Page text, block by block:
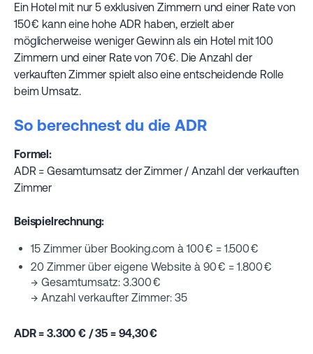
Ein Hotel mit nur 5 exklusiven Zimmern und einer Rate von
150 € kann eine hohe ADR haben, erzielt aber
möglicherweise weniger Gewinn als ein Hotel mit 100
Zimmern und einer Rate von 70 €. Die Anzahl der
verkauften Zimmer spielt also eine entscheidende Rolle
beim Umsatz.
So berechnest du die ADR
Formel:
ADR = Gesamtumsatz der Zimmer / Anzahl der verkauften
Zimmer
Beispielrechnung:
15 Zimmer über Booking.com à 100 € = 1.500 €
20 Zimmer über eigene Website à 90 € = 1.800 €
→ Gesamtumsatz: 3.300 €
→ Anzahl verkaufter Zimmer: 35
ADR = 3.300 € / 35 = 94,30 €